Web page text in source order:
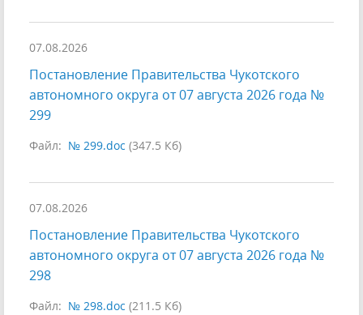
07.08.2026
Постановление Правительства Чукотского
автономного округа от 07 августа 2026 года №
299
Файл: № 299.doc (347.5 Кб)
07.08.2026
Постановление Правительства Чукотского
автономного округа от 07 августа 2026 года №
298
Файл: № 298.doc (211.5 Кб)